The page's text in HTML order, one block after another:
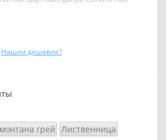
Нашли дешевле?
грей
Лиственница